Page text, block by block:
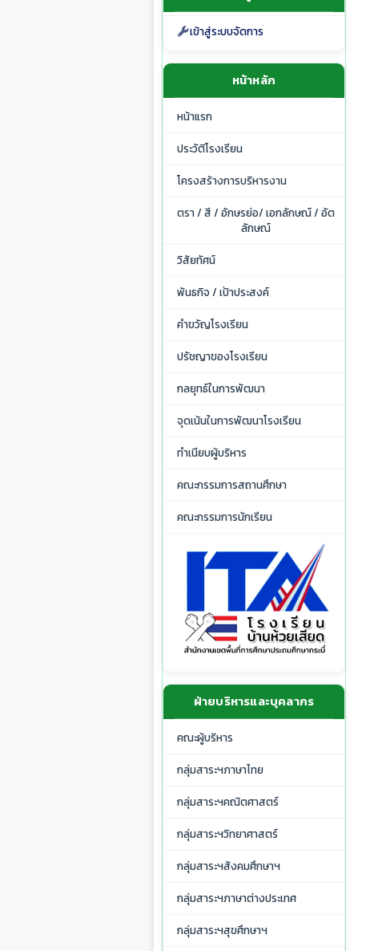
เข้าสู่ระบบจัดการ
หน้าหลัก
หน้าแรก
ประวัติโรงเรียน
โครงสร้างการบริหารงาน
ตรา / สี / อักษรย่อ/ เอกลักษณ์ / อัต
ลักษณ์
วิสัยทัศน์
พันธกิจ / เป้าประสงค์
คำขวัญโรงเรียน
ปรัชญาของโรงเรียน
กลยุทธ์ในการพัฒนา
จุดเน้นในการพัฒนาโรงเรียน
ทำเนียบผู้บริหาร
คณะกรรมการสถานศึกษา
คณะกรรมการนักเรียน
ฝ่ายบริหารและบุคลากร
คณะผู้บริหาร
กลุ่มสาระฯภาษาไทย
กลุ่มสาระฯคณิตศาสตร์
กลุ่มสาระฯวิทยาศาสตร์
กลุ่มสาระฯสังคมศึกษาฯ
กลุ่มสาระฯภาษาต่างประเทศ
กลุ่มสาระฯสุขศึกษาฯ